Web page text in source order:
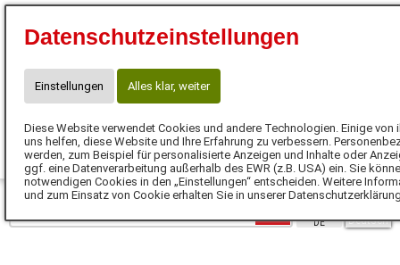
MENÜ
DE
Datenschutzeinstellungen
Einstellungen Alles klar, weiter
Diese Website verwendet Cookies und andere Technologien. Einige von
uns helfen, diese Website und Ihre Erfahrung zu verbessern.
werden, zum Beispiel für personalisierte Anzeigen und Inhalte oder
ggf. eine Datenverarbeitung außerhalb des EWR (z.B. USA) ein. Sie
notwendigen Cookies in den „Einstellungen“ entscheiden. Weitere
und zum Einsatz von Cookie erhalten Sie in unserer